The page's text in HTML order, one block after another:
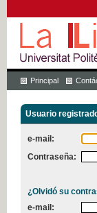
Principal
Usuario
e-mail:
Contraseña:
¿Olvidó su
e-mail: